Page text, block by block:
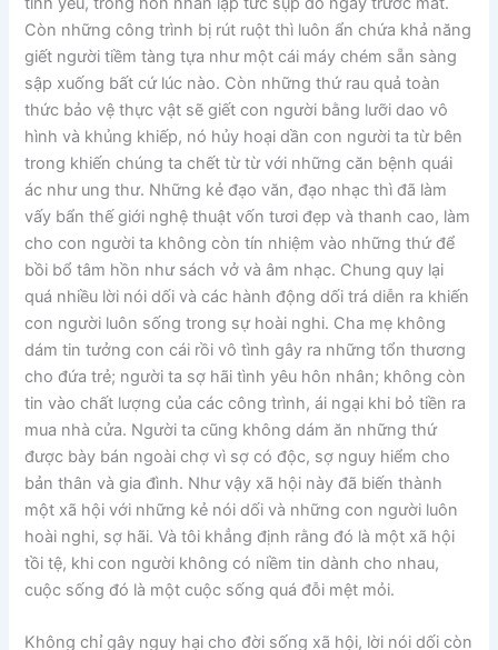
Còn những công trình bị rút ruột thì luôn ẩn chứa khả năng
giết người tiềm tàng tựa như một cái máy chém sẵn sàng
sập xuống bất cứ lúc nào. Còn những thứ rau quả toàn
thức bảo vệ thực vật sẽ giết con người bằng lưỡi dao vô
hình và khủng khiếp, nó hủy hoại dần con người ta từ bên
trong khiến chúng ta chết từ từ với những căn bệnh quái
ác như ung thư. Những kẻ đạo văn, đạo nhạc thì đã làm
vấy bẩn thế giới nghệ thuật vốn tươi đẹp và thanh cao, làm
cho con người ta không còn tín nhiệm vào những thứ để
bồi bổ tâm hồn như sách vở và âm nhạc. Chung quy lại
quá nhiều lời nói dối và các hành động dối trá diễn ra khiến
con người luôn sống trong sự hoài nghi. Cha mẹ không
dám tin tưởng con cái rồi vô tình gây ra những tổn thương
cho đứa trẻ; người ta sợ hãi tình yêu hôn nhân; không còn
tin vào chất lượng của các công trình, ái ngại khi bỏ tiền ra
mua nhà cửa. Người ta cũng không dám ăn những thứ
được bày bán ngoài chợ vì sợ có độc, sợ nguy hiểm cho
bản thân và gia đình. Như vậy xã hội này đã biến thành
một xã hội với những kẻ nói dối và những con người luôn
hoài nghi, sợ hãi. Và tôi khẳng định rằng đó là một xã hội
tồi tệ, khi con người không có niềm tin dành cho nhau,
cuộc sống đó là một cuộc sống quá đỗi mệt mỏi.
Không chỉ gây nguy hại cho đời sống xã hội, lời nói dối còn